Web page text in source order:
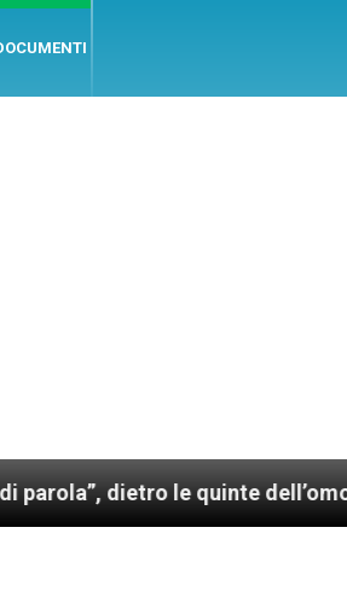
le quinte dell’omonimo film di